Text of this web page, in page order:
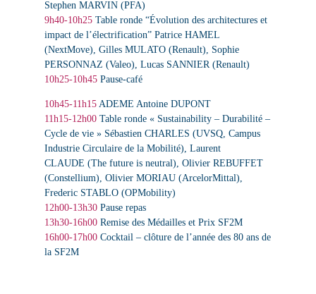
Stephen MARVIN (PFA)
9h40-10h25Table ronde “Évolution des architectures et
impact de l’électrification” Patrice HAMEL
(NextMove), Gilles MULATO (Renault), Sophie
PERSONNAZ (Valeo), Lucas SANNIER (Renault)
10h25-10h45 Pause-café
10h45-11h15ADEME Antoine DUPONT
11h15-12h00Table ronde « Sustainability – Durabilité –
Cycle de vie »Sébastien CHARLES (UVSQ, Campus
Industrie Circulaire de la Mobilité), Laurent
CLAUDE (The future is neutral), Olivier REBUFFET
(Constellium), Olivier MORIAU (ArcelorMittal),
Frederic STABLO (OPMobility)
12h00-13h30Pause repas
13h30-16h00Remise des Médailles et Prix SF2M
16h00-17h00Cocktail – clôture de l’année des 80 ans de
la SF2M